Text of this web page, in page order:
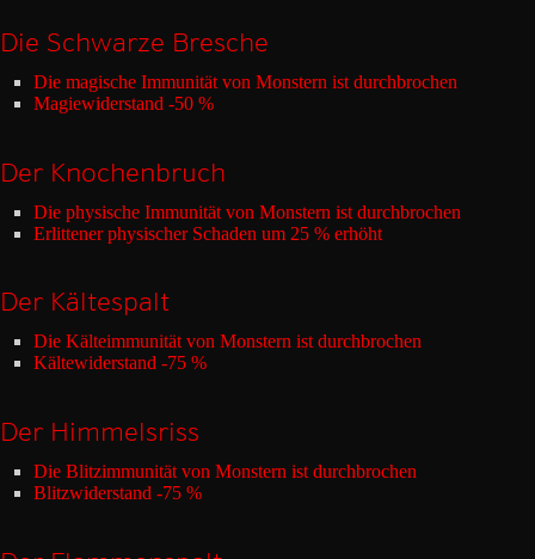
Die Schwarze Bresche
Die magische Immunität von Monstern ist durchbrochen
Magiewiderstand -50 %
Der Knochenbruch
Die physische Immunität von Monstern ist durchbrochen
Erlittener physischer Schaden um 25 % erhöht
Der Kältespalt
Die Kälteimmunität von Monstern ist durchbrochen
Kältewiderstand -75 %
Der Himmelsriss
Die Blitzimmunität von Monstern ist durchbrochen
Blitzwiderstand -75 %